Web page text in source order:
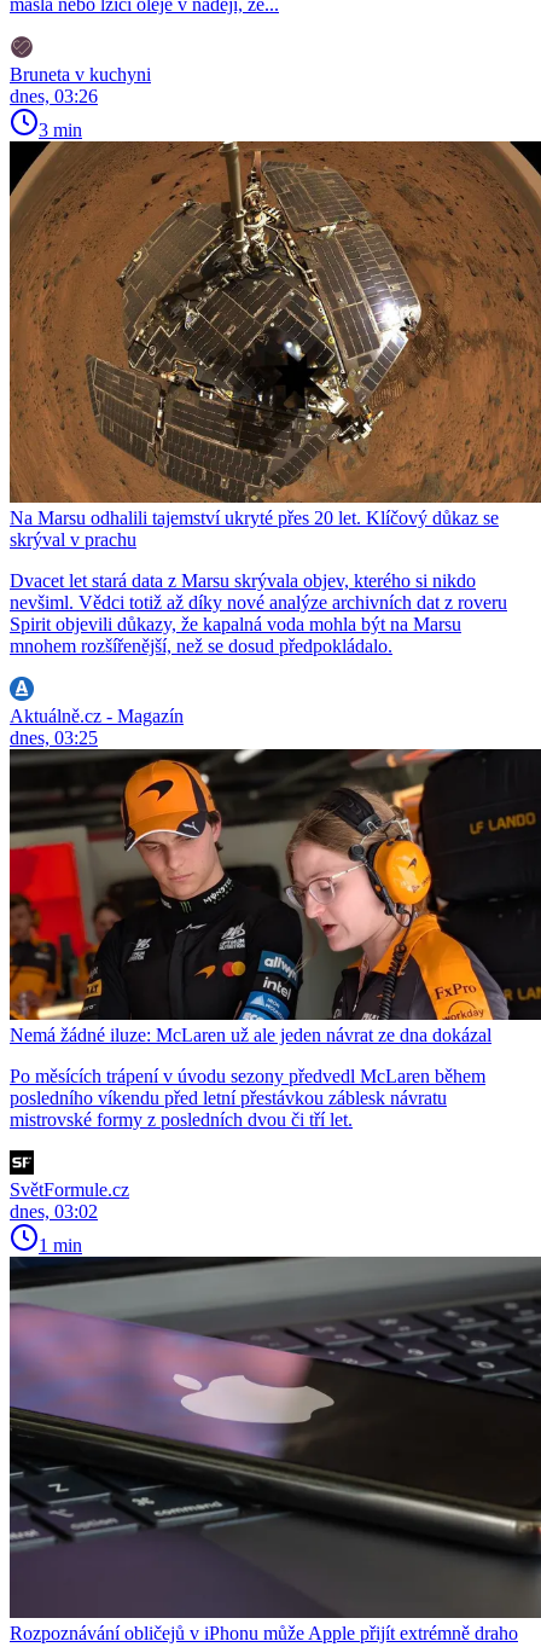
Bruneta v kuchyni
dnes, 03:26
3 min
Na Marsu odhalili tajemství ukryté přes 20 let. Klíčový důkaz se
skrýval v prachu
Dvacet let stará data z Marsu skrývala objev, kterého si nikdo
nevšiml. Vědci totiž až díky nové analýze archivních dat z roveru
Spirit objevili důkazy, že kapalná voda mohla být na Marsu
mnohem rozšířenější, než se dosud předpokládalo.
Aktuálně.cz - Magazín
dnes, 03:25
Nemá žádné iluze: McLaren už ale jeden návrat ze dna dokázal
Po měsících trápení v úvodu sezony předvedl McLaren během
posledního víkendu před letní přestávkou záblesk návratu
mistrovské formy z posledních dvou či tří let.
SvětFormule.cz
dnes, 03:02
1 min
Rozpoznávání obličejů v iPhonu může Apple přijít extrémně draho